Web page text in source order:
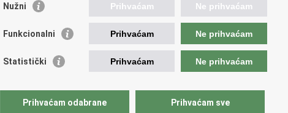
Nužni Prihvaćam Ne prihvaćam
Funkcionalni Prihvaćam Ne prihvaćam
Statistički Prihvaćam Ne prihvaćam
Prihvaćam odabrane Prihvaćam sve